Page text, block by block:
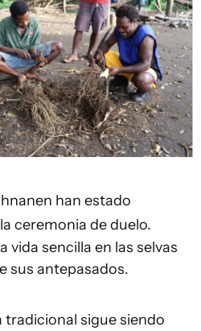
han estado
ceremonia de duelo.
vida sencilla en las selvas
sus antepasados.
tradicional sigue siendo